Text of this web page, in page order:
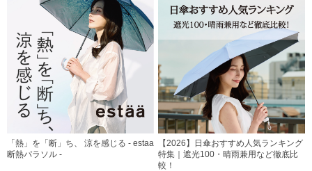
「熱」を「断」ち、 涼を感じる - estaa
断熱パラソル -
【2026】日傘おすすめ人気ランキング
特集｜遮光100・晴雨兼用など徹底比
較！